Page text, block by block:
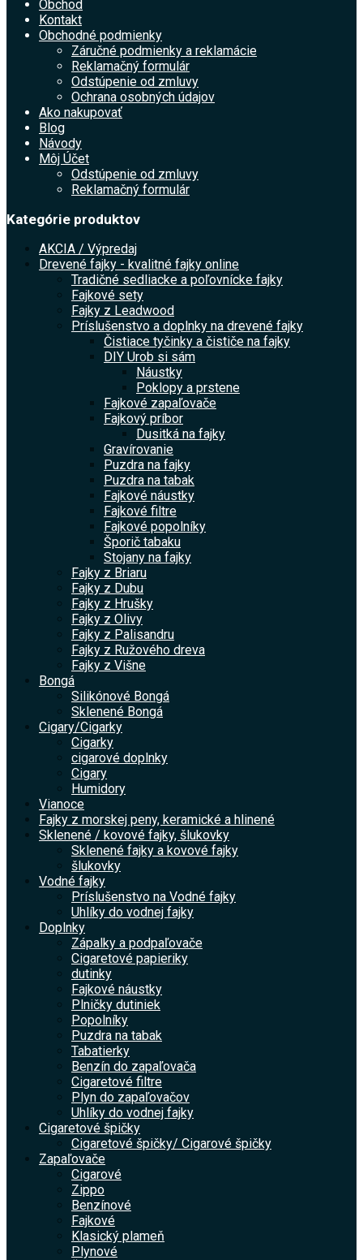
Obchod
Kontakt
Obchodné podmienky
Záručné podmienky a reklamácie
Reklamačný formulár
Odstúpenie od zmluvy
Ochrana osobných údajov
Ako nakupovať
Blog
Návody
Môj Účet
Odstúpenie od zmluvy
Reklamačný formulár
Kategórie produktov
AKCIA / Výpredaj
Drevené fajky - kvalitné fajky online
Tradičné sedliacke a poľovnícke fajky
Fajkové sety
Fajky z Leadwood
Príslušenstvo a doplnky na drevené fajky
Čistiace tyčinky a čističe na fajky
DIY Urob si sám
Náustky
Poklopy a prstene
Fajkové zapaľovače
Fajkový príbor
Dusitká na fajky
Gravírovanie
Puzdra na fajky
Puzdra na tabak
Fajkové náustky
Fajkové filtre
Fajkové popolníky
Šporič tabaku
Stojany na fajky
Fajky z Briaru
Fajky z Dubu
Fajky z Hrušky
Fajky z Olivy
Fajky z Palisandru
Fajky z Ružového dreva
Fajky z Višne
Bongá
Silikónové Bongá
Sklenené Bongá
Cigary/Cigarky
Cigarky
cigarové doplnky
Cigary
Humidory
Vianoce
Fajky z morskej peny, keramické a hlinené
Sklenené / kovové fajky, šlukovky
Sklenené fajky a kovové fajky
šlukovky
Vodné fajky
Príslušenstvo na Vodné fajky
Uhlíky do vodnej fajky
Doplnky
Zápalky a podpaľovače
Cigaretové papieriky
dutinky
Fajkové náustky
Plničky dutiniek
Popolníky
Puzdra na tabak
Tabatierky
Benzín do zapaľovača
Cigaretové filtre
Plyn do zapaľovačov
Uhlíky do vodnej fajky
Cigaretové špičky
Cigaretové špičky/ Cigarové špičky
Zapaľovače
Cigarové
Zippo
Benzínové
Fajkové
Klasický plameň
Plynové